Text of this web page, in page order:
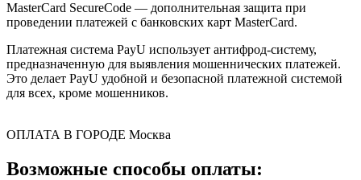
MasterCard SecureCode — дополнительная защита при
проведении платежей с банковских карт MasterCard.
Платежная система PayU использует антифрод-систему,
предназначенную для выявления мошеннических платежей.
Это делает PayU удобной и безопасной платежной системой
для всех, кроме мошенников.
ОПЛАТА В ГОРОДЕ Москва
Возможные способы оплаты: